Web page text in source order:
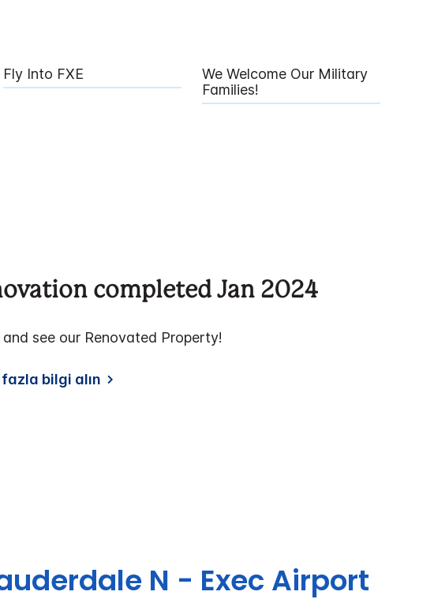
Fly Into FXE
We Welcome Our Military
Families!
completed Jan 2024
and see our Renovated Property!
bilgi alın
N - Exec Airport